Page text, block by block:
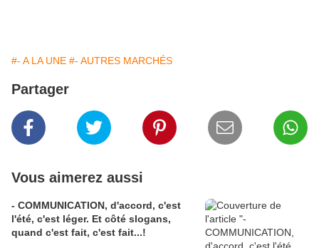
#- A LA UNE #- AUTRES MARCHÉS
Partager
Vous aimerez aussi
- COMMUNICATION, d'accord, c'est
l'été, c'est léger. Et côté slogans,
quand c'est fait, c'est fait...!